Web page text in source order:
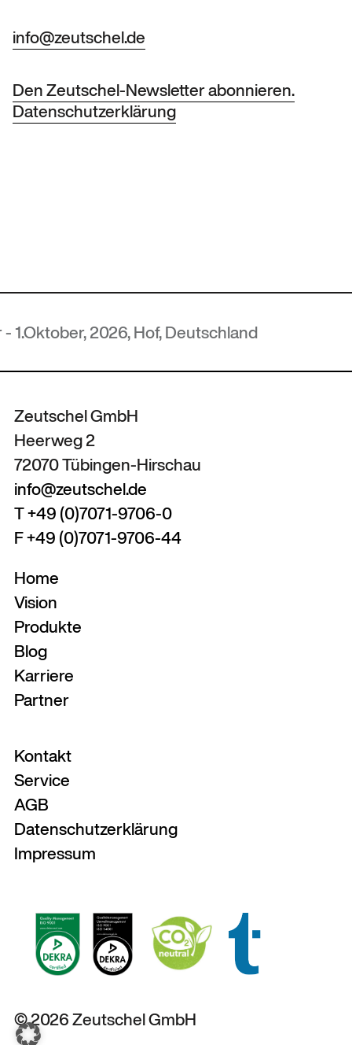
info@zeutschel.de
Den Zeutschel-Newsletter abonnieren.
Datenschutzerklärung
2026, Hof, Deutschland
Zeutschel GmbH
Heerweg 2
72070 Tübingen-Hirschau
info@zeutschel.de
T +49 (0)7071-9706-0
F +49 (0)7071-9706-44
Home
Vision
Produkte
Blog
Karriere
Partner
Kontakt
Service
AGB
Datenschutzerklärung
Impressum
© 2026 Zeutschel GmbH